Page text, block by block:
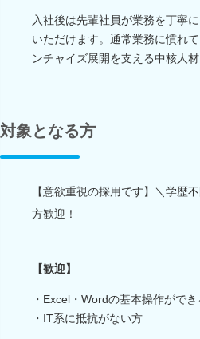
入社後は先輩社員が業務を丁寧
いただけます。通常業務に慣れ
ンチャイズ展開を支える中核人
対象となる方
【意欲重視の採用です】＼学歴
方歓迎！
【歓迎】
・Excel・Wordの基本操作がで
・IT系に抵抗がない方